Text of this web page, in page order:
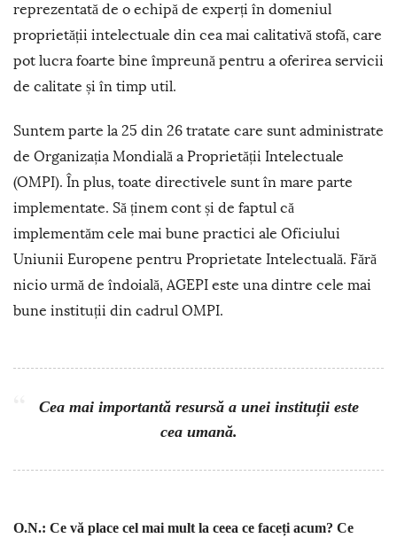
reprezentată de o echipă de experți în domeniul
proprietății intelectuale din cea mai calitativă stofă, care
pot lucra foarte bine împreună pentru a oferirea servicii
de calitate și în timp util.
Suntem parte la 25 din 26 tratate care sunt administrate
de Organizația Mondială a Proprietății Intelectuale
(OMPI). În plus, toate directivele sunt în mare parte
implementate. Să ținem cont și de faptul că
implementăm cele mai bune practici ale Oficiului
Uniunii Europene pentru Proprietate Intelectuală. Fără
nicio urmă de îndoială, AGEPI este una dintre cele mai
bune instituții din cadrul OMPI.
Cea mai importantă resursă a unei instituții este
cea umană.
O.N.: Ce vă place cel mai mult la ceea ce faceți acum? Ce